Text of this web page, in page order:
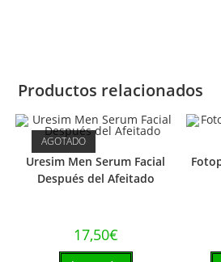
Productos relacionados
AGOTADO
Uresim Men Serum Facial
Después del Afeitado
17,50€